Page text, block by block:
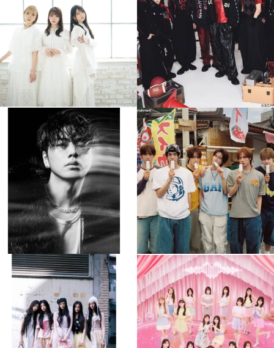
8月 4
4 0
8月 4
4 0
musicjapantv
💡8月特番放送決定！
...
8月 4
90 0
musicjapantv
💡8月特番放送決定！
...
8月 4
5 0
musicjapantv
💡8月特番放送決定！
8月 4
1 0
musicjapantv
💡8月特番放送決定！
...
8月 4
1 0